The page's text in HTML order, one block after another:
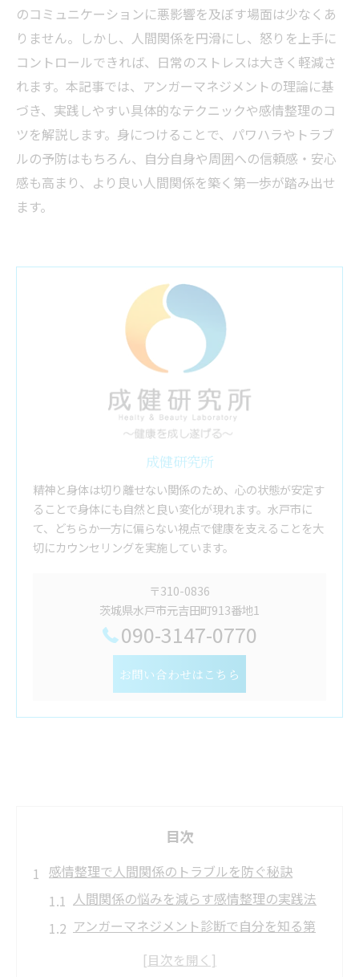
のコミュニケーションに悪影響を及ぼす場面は少なくあ
りません。しかし、人間関係を円滑にし、怒りを上手に
コントロールできれば、日常のストレスは大きく軽減さ
れます。本記事では、アンガーマネジメントの理論に基
づき、実践しやすい具体的なテクニックや感情整理のコ
ツを解説します。身につけることで、パワハラやトラブ
ルの予防はもちろん、自分自身や周囲への信頼感・安心
感も高まり、より良い人間関係を築く第一歩が踏み出せ
ます。
成健研究所
精神と身体は切り離せない関係のため、心の状態が安定す
ることで身体にも自然と良い変化が現れます。水戸市に
て、どちらか一方に偏らない視点で健康を支えることを大
切にカウンセリングを実施しています。
〒310-0836
茨城県水戸市元吉田町913番地1
090-3147-0770
お問い合わせはこちら
目次
感情整理で人間関係のトラブルを防ぐ秘訣
人間関係の悩みを減らす感情整理の実践法
アンガーマネジメント診断で自分を知る第